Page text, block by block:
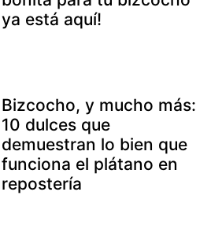
ya está aquí!
Bizcocho, y mucho más:
10 dulces que
demuestran lo bien que
funciona el plátano en
repostería